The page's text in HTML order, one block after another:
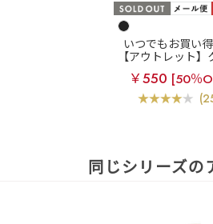
いつでもお買い得
【アウトレット】
コード プレーンシ
￥550 [50％
同じシリーズの